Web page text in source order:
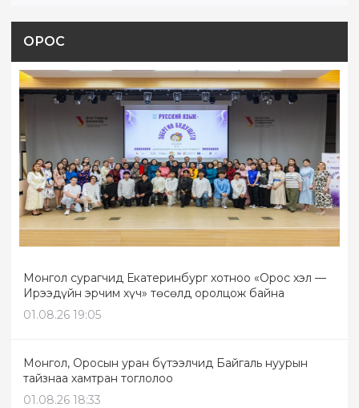
ОРОС
Монгол сурагчид Екатеринбург хотноо «Орос хэл —
Ирээдүйн эрчим хүч» төсөлд оролцож байна
01.08.26 19:05
Монгол, Оросын уран бүтээлчид Байгаль нуурын
тайзнаа хамтран тоглолоо
01.08.26 18:33